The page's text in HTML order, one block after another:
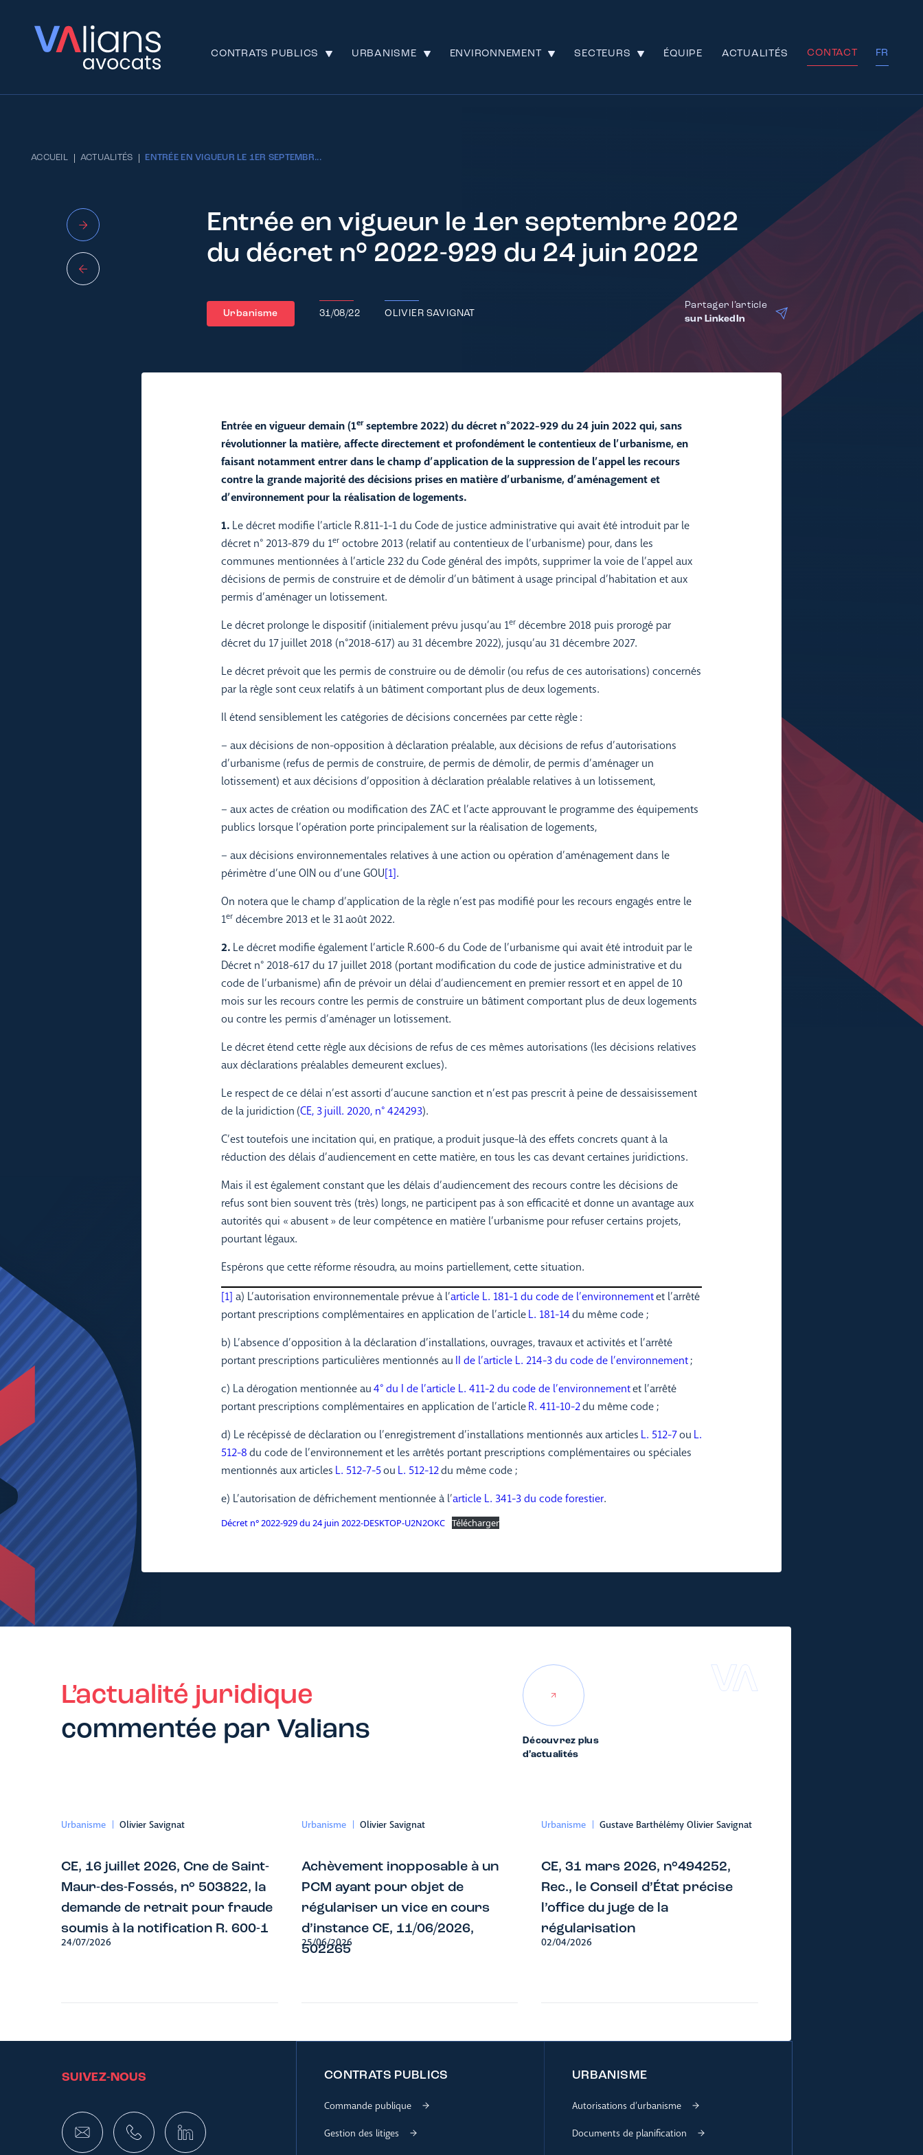
CONTRATS PUBLICS URBANISME ENVIRONNEMENT SECTEURS ÉQUIPE ACTUALITÉS CONTACT FR
ACCUEIL ACTUALITÉS ENTRÉE EN VIGUEUR LE 1ER SEPTEMBR...
Entrée en vigueur le 1er septembre 2022
du décret n° 2022-929 du 24 juin 2022
Urbanisme 31/08/22 OLIVIER SAVIGNAT
Partager l’article
sur LinkedIn
Entrée en vigueur demain (1erseptembre 2022) du décret n°2022-929 du 24 juin 2022 qui, sans
révolutionner la matière, affecte directement et profondément le contentieux de l’urbanisme, en
faisant notamment entrer dans le champ d’application de la suppression de l’appel les recours
contre la grande majorité des décisions prises en matière d’urbanisme, d’aménagement et
d’environnement pour la réalisation de logements.
1. Le décret modifie l’article R.811-1-1 du Code de justice administrative qui avait été introduit par le
décret n° 2013-879 du 1er octobre 2013 (relatif au contentieux de l’urbanisme) pour, dans les
communes mentionnées à l’article 232 du Code général des impôts, supprimer la voie de l’appel aux
décisions de permis de construire et de démolir d’un bâtiment à usage principal d’habitation et aux
permis d’aménager un lotissement.
Le décret prolonge le dispositif (initialement prévu jusqu’au 1er décembre 2018 puis prorogé par
décret du 17 juillet 2018 (n°2018-617) au 31 décembre 2022), jusqu’au 31 décembre 2027.
Le décret prévoit que les permis de construire ou de démolir (ou refus de ces autorisations) concernés
par la règle sont ceux relatifs à un bâtiment comportant plus de deux logements.
Il étend sensiblement les catégories de décisions concernées par cette règle :
– aux décisions de non-opposition à déclaration préalable, aux décisions de refus d’autorisations
d’urbanisme (refus de permis de construire, de permis de démolir, de permis d’aménager un
lotissement) et aux décisions d’opposition à déclaration préalable relatives à un lotissement,
– aux actes de création ou modification des ZAC et l’acte approuvant le programme des équipements
publics lorsque l’opération porte principalement sur la réalisation de logements,
– aux décisions environnementales relatives à une action ou opération d’aménagement dans le
périmètre d’une OIN ou d’une GOU[1].
On notera que le champ d’application de la règle n’est pas modifié pour les recours engagés entre le
1er décembre 2013 et le 31 août 2022.
2. Le décret modifie également l’article R.600-6 du Code de l’urbanisme qui avait été introduit par le
Décret n° 2018-617 du 17 juillet 2018 (portant modification du code de justice administrative et du
code de l’urbanisme) afin de prévoir un délai d’audiencement en premier ressort et en appel de 10
mois sur les recours contre les permis de construire un bâtiment comportant plus de deux logements
ou contre les permis d’aménager un lotissement.
Le décret étend cette règle aux décisions de refus de ces mêmes autorisations (les décisions relatives
aux déclarations préalables demeurent exclues).
Le respect de ce délai n’est assorti d’aucune sanction et n’est pas prescrit à peine de dessaisissement
de la juridiction (CE, 3 juill. 2020, n° 424293).
C’est toutefois une incitation qui, en pratique, a produit jusque-là des effets concrets quant à la
réduction des délais d’audiencement en cette matière, en tous les cas devant certaines juridictions.
Mais il est également constant que les délais d’audiencement des recours contre les décisions de
refus sont bien souvent très (très) longs, ne participent pas à son efficacité et donne un avantage aux
autorités qui « abusent » de leur compétence en matière l’urbanisme pour refuser certains projets,
pourtant légaux.
Espérons que cette réforme résoudra, au moins partiellement, cette situation.
[1] a) L’autorisation environnementale prévue à l’article L. 181-1 du code de l’environnementet l’arrêté
portant prescriptions complémentaires en application de l’articleL. 181-14du même code ;
b) L’absence d’opposition à la déclaration d’installations, ouvrages, travaux et activités et l’arrêté
portant prescriptions particulières mentionnés au II de l’article L. 214-3 du code de l’environnement;
c) La dérogation mentionnée au4° du I de l’article L. 411-2 du code de l’environnementet l’arrêté
portant prescriptions complémentaires en application de l’articleR. 411-10-2du même code ;
d) Le récépissé de déclaration ou l’enregistrement d’installations mentionnés aux articles L. 512-7ou L.
512-8du code de l’environnement et les arrêtés portant prescriptions complémentaires ou spéciales
mentionnés aux articles L. 512-7-5ou L. 512-12du même code ;
e) L’autorisation de défrichement mentionnée à l’article L. 341-3 du code forestier.
Décret n° 2022-929 du 24 juin 2022-DESKTOP-U2N2OKC Télécharger
L’actualité juridique
commentée par Valians
Découvrez plus
d’actualités
Urbanisme Olivier Savignat
CE, 16 juillet 2026, Cne de Saint-
Maur-des-Fossés, n° 503822, la
demande de retrait pour fraude
soumis à la notification R. 600-1
24/07/2026
Urbanisme Olivier Savignat
Achèvement inopposable à un
PCM ayant pour objet de
régulariser un vice en cours
d’instance CE, 11/06/2026,
502265
25/06/2026
Urbanisme Gustave Barthélémy Olivier Savignat
CE, 31 mars 2026, n°494252,
Rec., le Conseil d’État précise
l’office du juge de la
régularisation
02/04/2026
SUIVEZ-NOUS CONTRATS PUBLICS
Commande publique
Gestion des litiges
URBANISME
Autorisations d’urbanisme
Documents de planification